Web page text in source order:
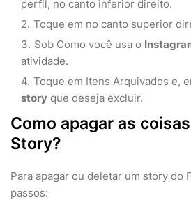
perfil, no canto inferior direito.
Toque em no canto superior
Sob Como você usa o
atividade.
Toque em Itens Arquivados e,
story que deseja excluir.
Como apagar as
Story?
Para apagar ou deletar um story do
passos: